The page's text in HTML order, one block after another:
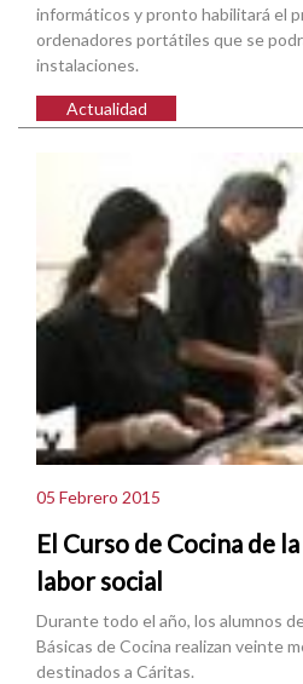
informáticos y pronto habilitará el
ordenadores portátiles que se
instalaciones.
Actualidad
05 Febrero 2015
El Curso de Cocina de
labor social
Durante todo el año, los alumnos
Básicas de Cocina realizan veinte
destinados a Cáritas.